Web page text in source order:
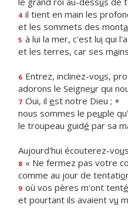
4 il tient en main les
et les sommets des monta
5 à lui la mer, c'est lui qui
et les terres, car ses ma
6 Entrez, inclinez-vous,
adorons le Seigneur qui
7 Oui, il est notre Dieu ; +
nous sommes le peuple
le troupeau guidé par sa
Aujourd'hui écouterez-vou
8 « Ne fermez pas votre
comme au jour de tentatio
9 où vos pères m'ont tenté
et pourtant ils avaient vu